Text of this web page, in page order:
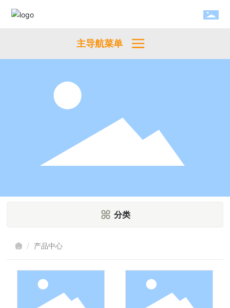
主导航菜单
分类
产品中心